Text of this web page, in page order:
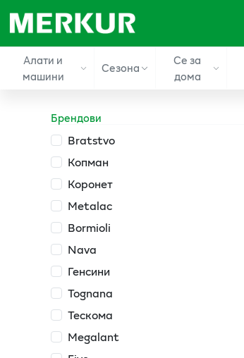
Алати и
машини
Сезона
Се за
дома
Брендови
Bratstvo
Копман
Коронет
Metalac
Bormioli
Nava
Генсини
Tognana
Тескома
Megalant